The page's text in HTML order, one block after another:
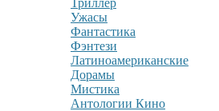
Ужасы
Фантастика
Фэнтези
Латиноамериканские
Дорамы
Мистика
Антологии Кино